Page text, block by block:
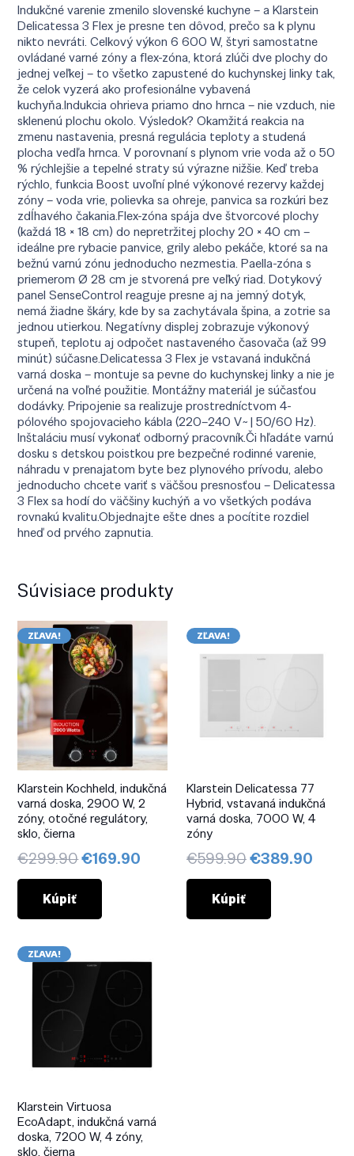
Indukčné varenie zmenilo slovenské kuchyne – a Klarstein
Delicatessa 3 Flex je presne ten dôvod, prečo sa k plynu
nikto nevráti. Celkový výkon 6 600 W, štyri samostatne
ovládané varné zóny a flex-zóna, ktorá zlúči dve plochy do
jednej veľkej – to všetko zapustené do kuchynskej linky tak,
že celok vyzerá ako profesionálne vybavená
kuchyňa.Indukcia ohrieva priamo dno hrnca – nie vzduch, nie
sklenenú plochu okolo. Výsledok? Okamžitá reakcia na
zmenu nastavenia, presná regulácia teploty a studená
plocha vedľa hrnca. V porovnaní s plynom vrie voda až o 50
% rýchlejšie a tepelné straty sú výrazne nižšie. Keď treba
rýchlo, funkcia Boost uvoľní plné výkonové rezervy každej
zóny – voda vrie, polievka sa ohreje, panvica sa rozkúri bez
zdĺhavého čakania.Flex-zóna spája dve štvorcové plochy
(každá 18 × 18 cm) do nepretržitej plochy 20 × 40 cm –
ideálne pre rybacie panvice, grily alebo pekáče, ktoré sa na
bežnú varnú zónu jednoducho nezmestia. Paella-zóna s
priemerom Ø 28 cm je stvorená pre veľký riad. Dotykový
panel SenseControl reaguje presne aj na jemný dotyk,
nemá žiadne škáry, kde by sa zachytávala špina, a zotrie sa
jednou utierkou. Negatívny displej zobrazuje výkonový
stupeň, teplotu aj odpočet nastaveného časovača (až 99
minút) súčasne.Delicatessa 3 Flex je vstavaná indukčná
varná doska – montuje sa pevne do kuchynskej linky a nie je
určená na voľné použitie. Montážny materiál je súčasťou
dodávky. Pripojenie sa realizuje prostredníctvom 4-
pólového spojovacieho kábla (220–240 V~ | 50/60 Hz).
Inštaláciu musí vykonať odborný pracovník.Či hľadáte varnú
dosku s detskou poistkou pre bezpečné rodinné varenie,
náhradu v prenajatom byte bez plynového prívodu, alebo
jednoducho chcete variť s väčšou presnosťou – Delicatessa
3 Flex sa hodí do väčšiny kuchýň a vo všetkých podáva
rovnakú kvalitu.Objednajte ešte dnes a pocítite rozdiel
hneď od prvého zapnutia.
Súvisiace produkty
ZĽAVA!
Klarstein Kochheld, indukčná
varná doska, 2900 W, 2
zóny, otočné regulátory,
sklo, čierna
€299.90Pôvodná
cena
€299.90.
€169.90 Aktuálna
€169.90.
Kúpiť
ZĽAVA!
Klarstein Delicatessa 77
Hybrid, vstavaná indukčná
varná doska, 7000 W, 4
zóny
€599.90Pôvodná
cena
€599.90.
€389.90
Kúpiť
ZĽAVA!
Klarstein Virtuosa
EcoAdapt, indukčná varná
doska, 7200 W, 4 zóny,
sklo, čierna